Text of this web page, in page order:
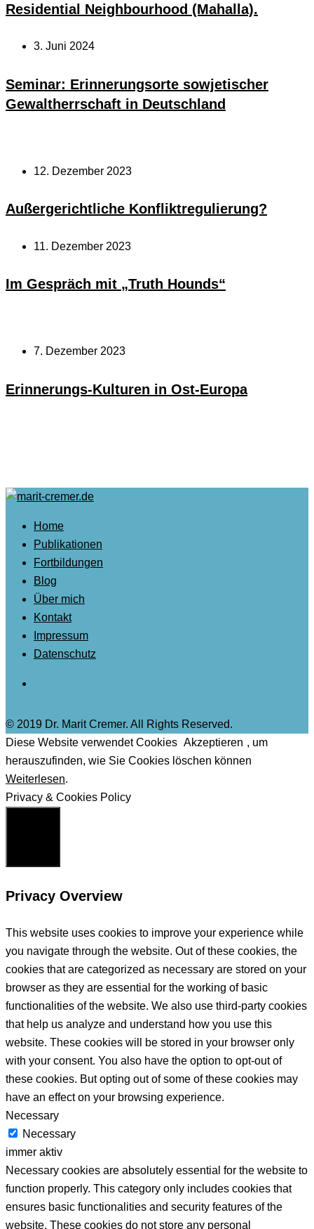
Residential Neighbourhood (Mahalla).
3. Juni 2024
Seminar: Erinnerungsorte sowjetischer
Gewaltherrschaft in Deutschland
12. Dezember 2023
Außergerichtliche Konfliktregulierung?
11. Dezember 2023
Im Gespräch mit „Truth Hounds“
7. Dezember 2023
Erinnerungs-Kulturen in Ost-Europa
Home
Publikationen
Fortbildungen
Blog
Über mich
Kontakt
Impressum
Datenschutz
© 2019 Dr. Marit Cremer. All Rights Reserved.
Diese Website verwendet Cookies Akzeptieren , um
herauszufinden, wie Sie Cookies löschen können
Weiterlesen.
Privacy & Cookies Policy
Privacy Overview
This website uses cookies to improve your experience while
you navigate through the website. Out of these cookies, the
cookies that are categorized as necessary are stored on your
browser as they are essential for the working of basic
functionalities of the website. We also use third-party cookies
that help us analyze and understand how you use this
website. These cookies will be stored in your browser only
with your consent. You also have the option to opt-out of
these cookies. But opting out of some of these cookies may
have an effect on your browsing experience.
Necessary
Necessary
immer aktiv
Necessary cookies are absolutely essential for the website to
function properly. This category only includes cookies that
ensures basic functionalities and security features of the
website. These cookies do not store any personal